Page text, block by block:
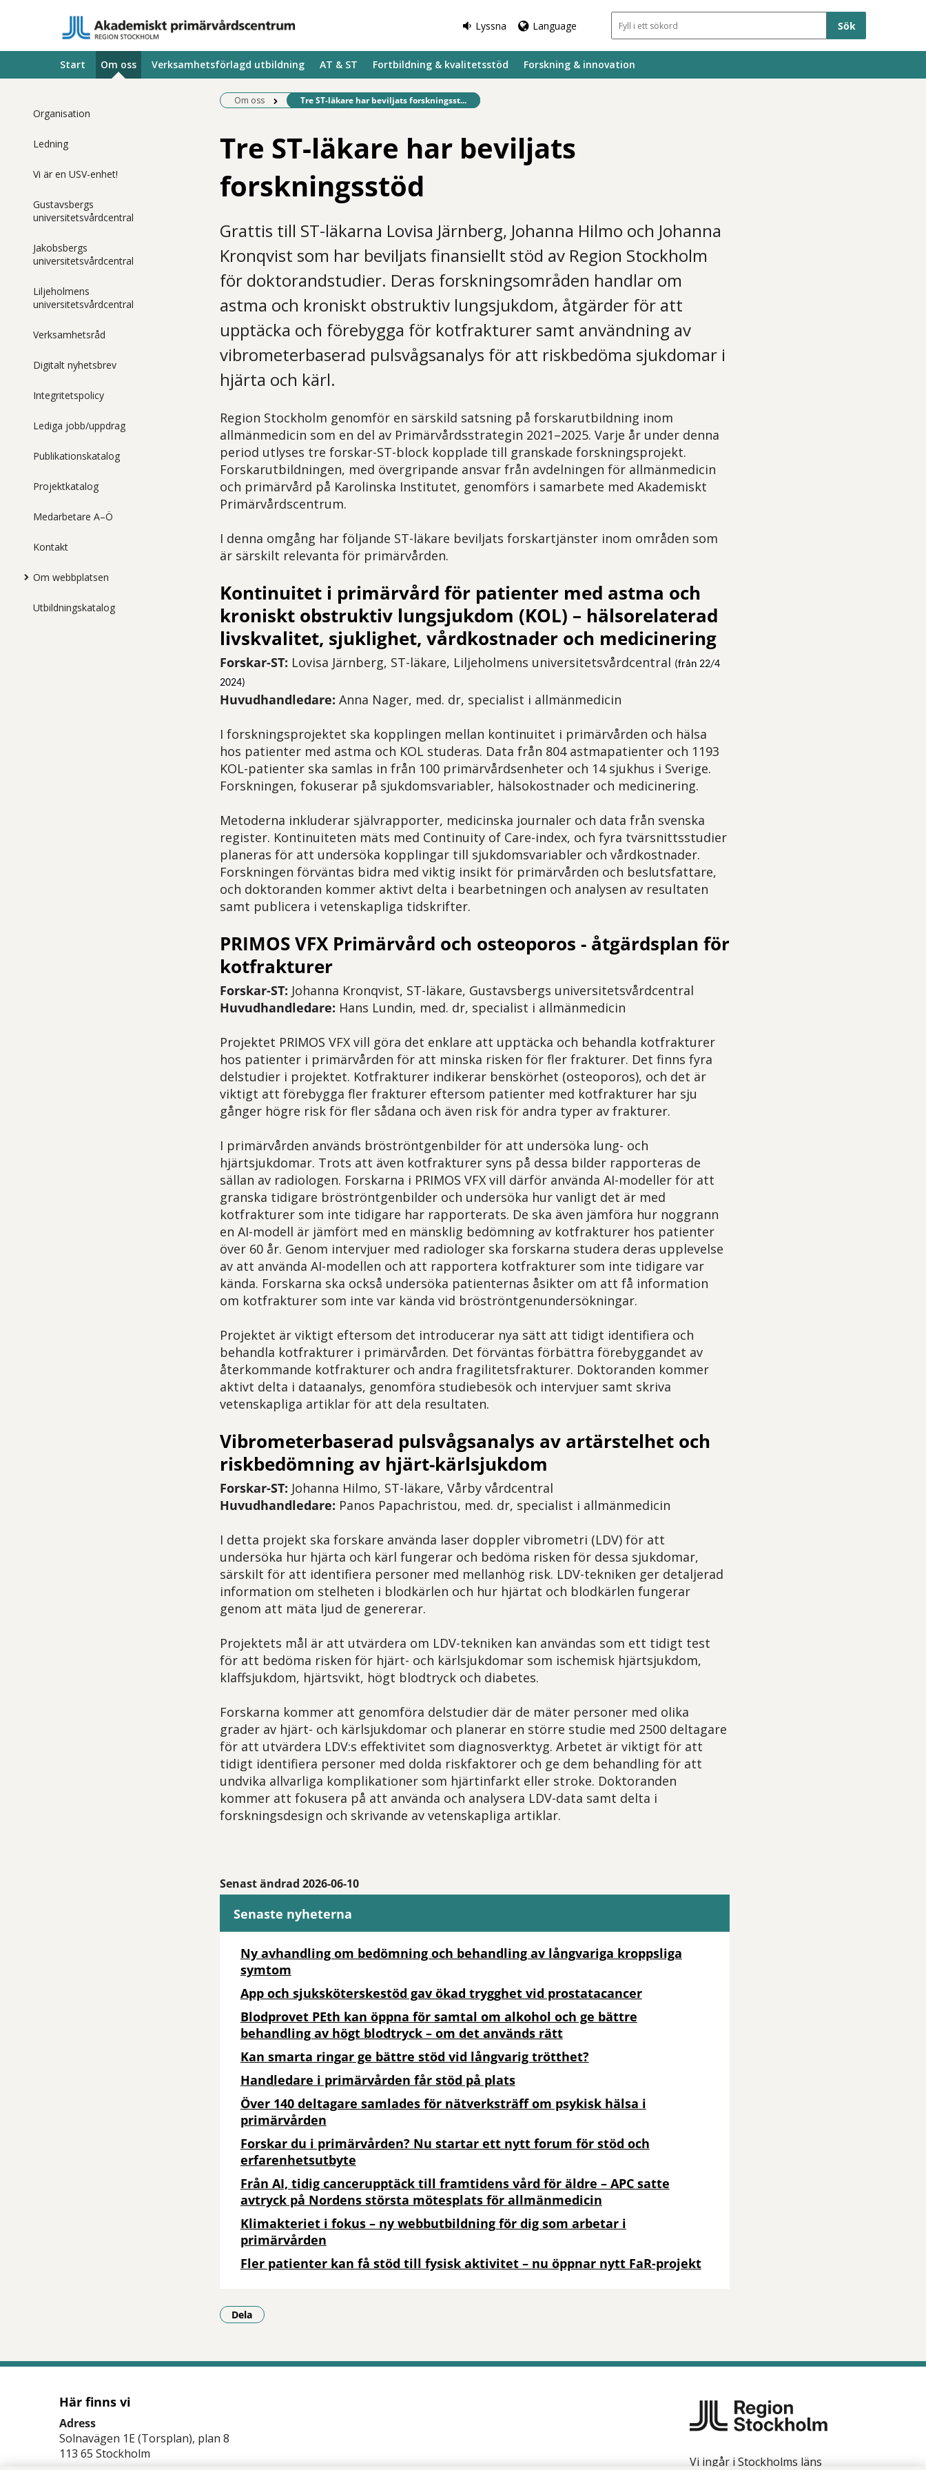
Lyssna Language Sökfält
Start Om oss Verksamhetsförlagd utbildning AT & ST Fortbildning & kvalitetsstöd Forskning & innovation
Organisation
Ledning
Vi är en USV-enhet!
Gustavsbergs
universitetsvårdcentral
Jakobsbergs
universitetsvårdcentral
Liljeholmens
universitetsvårdcentral
Verksamhetsråd
Digitalt nyhetsbrev
Integritetspolicy
Lediga jobb/uppdrag
Publikationskatalog
Projektkatalog
Medarbetare A–Ö
Kontakt
Om webbplatsen
Utbildningskatalog
Om oss Befintlig sida:
Tre ST-läkare har beviljats forskningsst...
Tre ST-läkare har beviljats
forskningsstöd
Grattis till ST-läkarna Lovisa Järnberg, Johanna Hilmo och Johanna
Kronqvist som har beviljats finansiellt stöd av Region Stockholm
för doktorandstudier. Deras forskningsområden handlar om
astma och kroniskt obstruktiv lungsjukdom, åtgärder för att
upptäcka och förebygga för kotfrakturer samt användning av
vibrometerbaserad pulsvågsanalys för att riskbedöma sjukdomar i
hjärta och kärl.
Region Stockholm genomför en särskild satsning på forskarutbildning inom
allmänmedicin som en del av Primärvårdsstrategin 2021–2025. Varje år under denna
period utlyses tre forskar-ST-block kopplade till granskade forskningsprojekt.
Forskarutbildningen, med övergripande ansvar från avdelningen för allmänmedicin
och primärvård på Karolinska Institutet, genomförs i samarbete med Akademiskt
Primärvårdscentrum.
I denna omgång har följande ST-läkare beviljats forskartjänster inom områden som
är särskilt relevanta för primärvården.
Kontinuitet i primärvård för patienter med astma och
kroniskt obstruktiv lungsjukdom (KOL) – hälsorelaterad
livskvalitet, sjuklighet, vårdkostnader och medicinering
Forskar-ST: Lovisa Järnberg, ST-läkare, Liljeholmens universitetsvårdcentral (från 22/4
2024)
Huvudhandledare: Anna Nager, med. dr, specialist i allmänmedicin
I forskningsprojektet ska kopplingen mellan kontinuitet i primärvården och hälsa
hos patienter med astma och KOL studeras. Data från 804 astmapatienter och 1193
KOL-patienter ska samlas in från 100 primärvårdsenheter och 14 sjukhus i Sverige.
Forskningen, fokuserar på sjukdomsvariabler, hälsokostnader och medicinering.
Metoderna inkluderar självrapporter, medicinska journaler och data från svenska
register. Kontinuiteten mäts med Continuity of Care-index, och fyra tvärsnittsstudier
planeras för att undersöka kopplingar till sjukdomsvariabler och vårdkostnader.
Forskningen förväntas bidra med viktig insikt för primärvården och beslutsfattare,
och doktoranden kommer aktivt delta i bearbetningen och analysen av resultaten
samt publicera i vetenskapliga tidskrifter.
PRIMOS VFX Primärvård och osteoporos - åtgärdsplan för
kotfrakturer
Forskar-ST: Johanna Kronqvist, ST-läkare, Gustavsbergs universitetsvårdcentral
Huvudhandledare: Hans Lundin, med. dr, specialist i allmänmedicin
Projektet PRIMOS VFX vill göra det enklare att upptäcka och behandla kotfrakturer
hos patienter i primärvården för att minska risken för fler frakturer. Det finns fyra
delstudier i projektet. Kotfrakturer indikerar benskörhet (osteoporos), och det är
viktigt att förebygga fler frakturer eftersom patienter med kotfrakturer har sju
gånger högre risk för fler sådana och även risk för andra typer av frakturer.
I primärvården används bröströntgenbilder för att undersöka lung- och
hjärtsjukdomar. Trots att även kotfrakturer syns på dessa bilder rapporteras de
sällan av radiologen. Forskarna i PRIMOS VFX vill därför använda AI-modeller för att
granska tidigare bröströntgenbilder och undersöka hur vanligt det är med
kotfrakturer som inte tidigare har rapporterats. De ska även jämföra hur noggrann
en AI-modell är jämfört med en mänsklig bedömning av kotfrakturer hos patienter
över 60 år. Genom intervjuer med radiologer ska forskarna studera deras upplevelse
av att använda AI-modellen och att rapportera kotfrakturer som inte tidigare var
kända. Forskarna ska också undersöka patienternas åsikter om att få information
om kotfrakturer som inte var kända vid bröströntgenundersökningar.
Projektet är viktigt eftersom det introducerar nya sätt att tidigt identifiera och
behandla kotfrakturer i primärvården. Det förväntas förbättra förebyggandet av
återkommande kotfrakturer och andra fragilitetsfrakturer. Doktoranden kommer
aktivt delta i dataanalys, genomföra studiebesök och intervjuer samt skriva
vetenskapliga artiklar för att dela resultaten.
Vibrometerbaserad pulsvågsanalys av artärstelhet och
riskbedömning av hjärt-kärlsjukdom
Forskar-ST: Johanna Hilmo, ST-läkare, Vårby vårdcentral
Huvudhandledare: Panos Papachristou, med. dr, specialist i allmänmedicin
I detta projekt ska forskare använda laser doppler vibrometri (LDV) för att
undersöka hur hjärta och kärl fungerar och bedöma risken för dessa sjukdomar,
särskilt för att identifiera personer med mellanhög risk. LDV-tekniken ger detaljerad
information om stelheten i blodkärlen och hur hjärtat och blodkärlen fungerar
genom att mäta ljud de genererar.
Projektets mål är att utvärdera om LDV-tekniken kan användas som ett tidigt test
för att bedöma risken för hjärt- och kärlsjukdomar som ischemisk hjärtsjukdom,
klaffsjukdom, hjärtsvikt, högt blodtryck och diabetes.
Forskarna kommer att genomföra delstudier där de mäter personer med olika
grader av hjärt- och kärlsjukdomar och planerar en större studie med 2500 deltagare
för att utvärdera LDV:s effektivitet som diagnosverktyg. Arbetet är viktigt för att
tidigt identifiera personer med dolda riskfaktorer och ge dem behandling för att
undvika allvarliga komplikationer som hjärtinfarkt eller stroke. Doktoranden
kommer att fokusera på att använda och analysera LDV-data samt delta i
forskningsdesign och skrivande av vetenskapliga artiklar.
Senast ändrad 2026-06-10
Senaste nyheterna
Ny avhandling om bedömning och behandling av långvariga kroppsliga
symtom
App och sjuksköterskestöd gav ökad trygghet vid prostatacancer
Blodprovet PEth kan öppna för samtal om alkohol och ge bättre
behandling av högt blodtryck – om det används rätt
Kan smarta ringar ge bättre stöd vid långvarig trötthet?
Handledare i primärvården får stöd på plats
Över 140 deltagare samlades för nätverksträff om psykisk hälsa i
primärvården
Forskar du i primärvården? Nu startar ett nytt forum för stöd och
erfarenhetsutbyte
Från AI, tidig cancerupptäck till framtidens vård för äldre – APC satte
avtryck på Nordens största mötesplats för allmänmedicin
Klimakteriet i fokus – ny webbutbildning för dig som arbetar i
primärvården
Fler patienter kan få stöd till fysisk aktivitet – nu öppnar nytt FaR-projekt
Dela
- Klicka för att öppna delningsalternativ.
Här finns vi
Adress
Solnavägen 1E (Torsplan), plan 8
113 65 Stockholm
Vi ingår i Stockholms läns